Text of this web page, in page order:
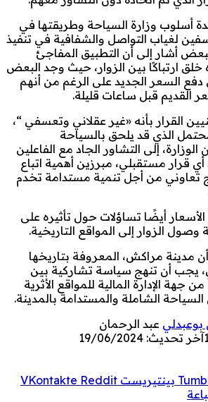
أسلوب وزارة السياحة وطريقتها في
لغياب التواصل والشفافية في تنفيذ
أشار إلى أن التطبيق المفاجئ
ارتباكًا بين الزوار، حيث وجد البعض
السعر الجديد على الرغم من أنهم
القديم قبل ساعات قليلة.
القرار بأنه «غير عقلاني وتعسفي “،
الذي قد يلحق بالسياحة
الوزارة، إلى التشاور الجاد مع الفاعلين
قرار مستقبلي، مبرزين أهمية اتباع
تعاوني من أجل تنمية مستدامة تخدم
الأسعار أيضًا تساؤلات حول تأثيره على
وصول الزوار إلى المواقع التاريخية.
مدينة مراكش، المعروفة بتاريخها
يجب أن تنهج سياسة تشاركية بين
الإدارة المالية للمواقع الأثرية
الشاملة والمستدامة بالمدينة.
عبد الرحمان
آخر تحديث: 19/06/2024
بينتيريست